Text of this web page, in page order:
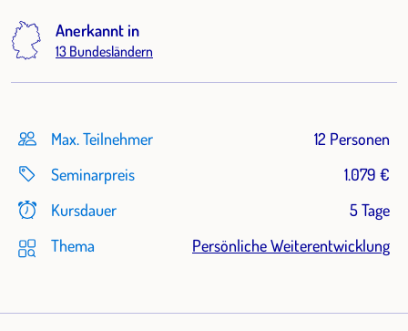
Anerkannt in
13 Bundesländern
Max. Teilnehmer
12 Personen
Seminarpreis
1.079 €
Kursdauer
5 Tage
Thema
Persönliche Weiterentwicklung